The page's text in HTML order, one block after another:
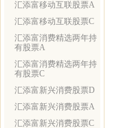
汇添富移动互联股票A
汇添富移动互联股票C
汇添富消费精选两年持
有股票A
汇添富消费精选两年持
有股票C
汇添富新兴消费股票D
汇添富新兴消费股票A
汇添富新兴消费股票C